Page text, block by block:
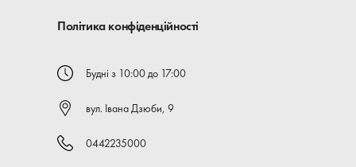
Політика конфіденційності
Будні з 10:00 до 17:00
вул. Івана Дзюби, 9
0442235000